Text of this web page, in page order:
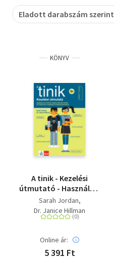
Szakkönyv
Tankönyv, segédkönyv
Társadalomtudomány
Természettudomány
Történelem
Eladott darabszám szerint
KÖNYV
A tinik - Kezelési
útmutató - Használati
utasítás,
hibaelhárítási tippek
és tanácsok a
karbantartáshoz
Sarah Jordan
Dr. Janice Hillman
Online ár:
5 391 Ft